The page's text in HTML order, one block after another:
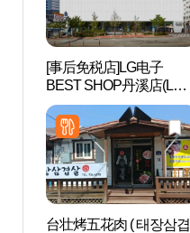
[事后免税店]LG电子
BEST SHOP丹溪店(LG전
자 베스트샵 단계점)
台壮烤五花肉 ( 태장삼겹